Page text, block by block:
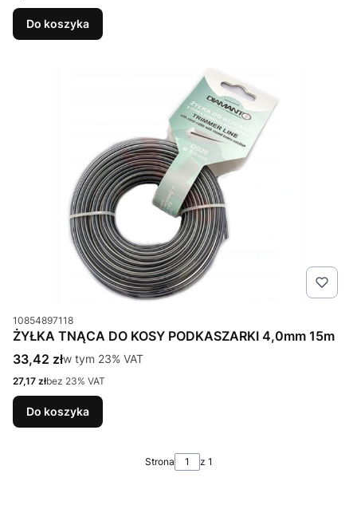
Do koszyka
Kod produktu
10854897118
ŻYŁKA TNĄCA DO KOSY PODKASZARKI 4,0mm 15m
Cena brutto
33,42 złw tym %s VAT
w tym 23% VAT
Cena netto
27,17 złbez 23% VAT
Do koszyka
Strona z 1